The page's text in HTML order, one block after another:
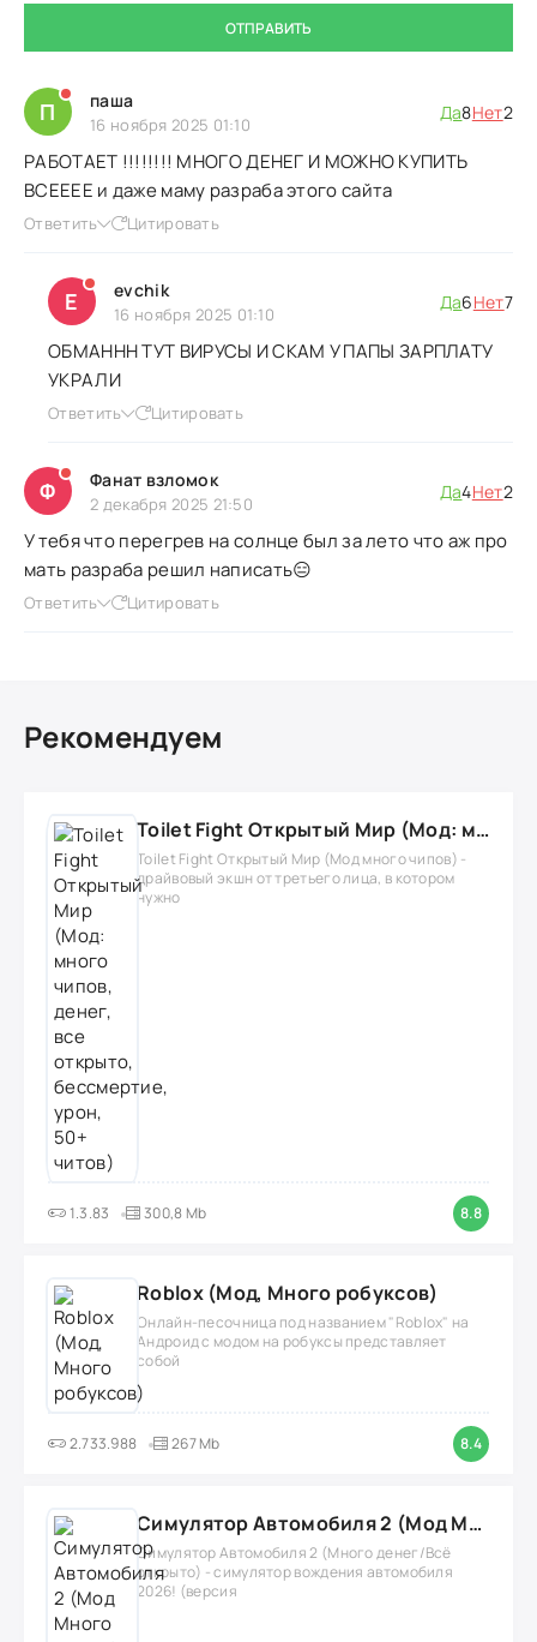
ОТПРАВИТЬ
П паша
16 ноября 2025 01:10
Да8Нет2
РАБОТАЕТ !!!!!!!! МНОГО ДЕНЕГ И МОЖНО КУПИТЬ
ВСЕЕЕЕ и даже маму разраба этого сайта
Ответить Цитировать
E evchik
16 ноября 2025 01:10
Да6Нет7
ОБМАННН ТУТ ВИРУСЫ И СКАМ У ПАПЫ ЗАРПЛАТУ
УКРАЛИ
Ответить Цитировать
Ф Фанат взломок
2 декабря 2025 21:50
Да4Нет2
У тебя что перегрев на солнце был за лето что аж про
мать разраба решил написать😑
Ответить Цитировать
Рекомендуем
Toilet Fight Открытый Мир (Мод: много чипов, денег, все открыто, бессмертие, урон, 50+ читов)
Toilet Fight Открытый Мир (Мод много чипов) -
драйвовый экшн от третьего лица, в котором
нужно
1.3.83 300,8 Mb 8.8
Roblox (Мод, Много робуксов)
Онлайн-песочница под названием "Roblox" на
Андроид с модом на робуксы представляет
собой
2.733.988 267 Mb 8.4
Симулятор Автомобиля 2 (Мод Много денег/Всё открыто)
Симулятор Автомобиля 2 (Много денег/Всё
открыто) - симулятор вождения автомобиля
2026! (версия